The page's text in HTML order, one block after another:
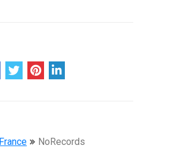
France NoRecords